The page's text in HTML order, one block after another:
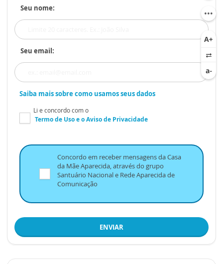
Seu nome:
Seu email:
Saiba mais sobre como usamos seus dados
Li e concordo com o
Termo de Usoe oAviso de Privacidade
Concordo em receber mensagens da Casa
da Mãe Aparecida, através do grupo
Santuário Nacional e Rede Aparecida de
Comunicação
ENVIAR